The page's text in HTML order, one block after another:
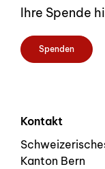
Ihre Spende
Spenden
Kontakt
Kanton Bern